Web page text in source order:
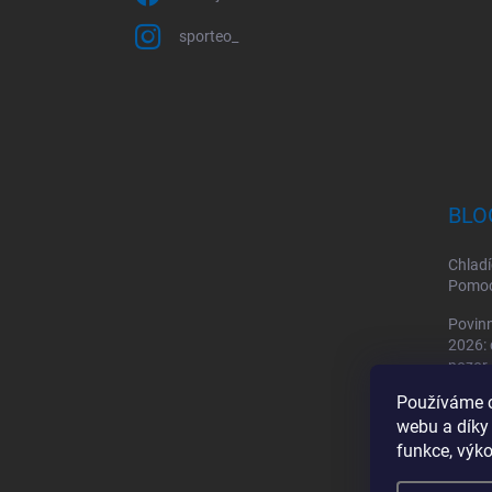
Používáme
webu a
funkce,
sporteo_
2026:
pozor
by